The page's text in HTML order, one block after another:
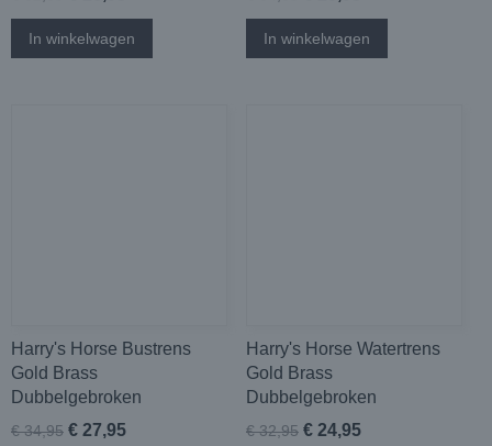
In winkelwagen In winkelwagen
Harry's Horse Bustrens
Gold Brass
Dubbelgebroken
€ 34,95 € 27,95
Harry's Horse Watertrens
Gold Brass
Dubbelgebroken
€ 32,95 € 24,95